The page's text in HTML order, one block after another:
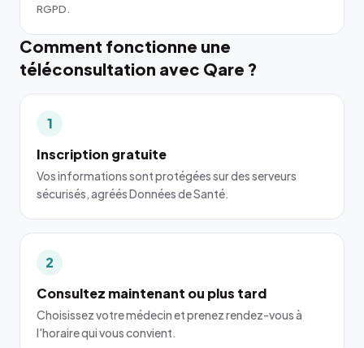
RGPD.
Comment fonctionne une
téléconsultation avec Qare ?
1
Inscription gratuite
Vos informations sont protégées sur des serveurs
sécurisés, agréés Données de Santé.
2
Consultez maintenant ou plus tard
Choisissez votre médecin et prenez rendez-vous à
l'horaire qui vous convient.